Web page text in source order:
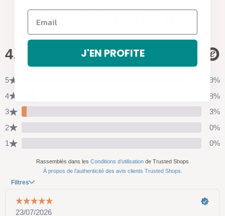
Les avis de nos clients
J'EN PROFITE